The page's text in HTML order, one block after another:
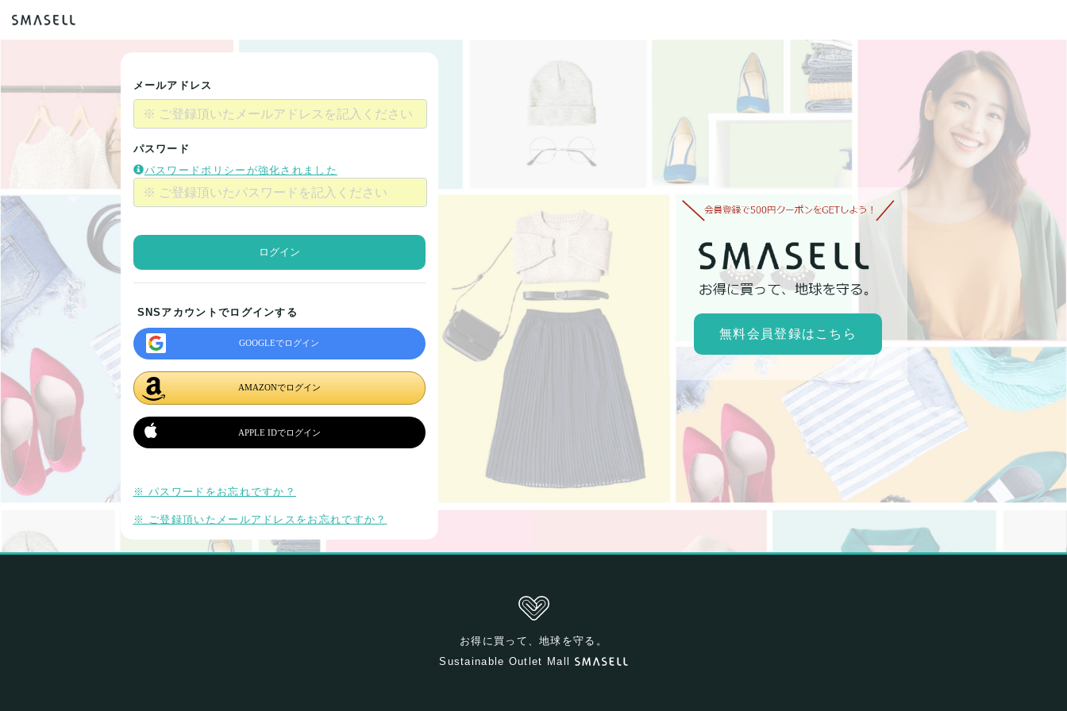
メールアドレス
パスワード
パスワードポリシーが強化されました
ログイン
SNSアカウントでログインする
GOOGLEでログイン
AMAZONでログイン
APPLE IDでログイン
※ パスワードをお忘れですか？
※ ご登録頂いたメールアドレスをお忘れですか？
無料会員登録はこちら
お得に買って、地球を守る。
Sustainable Outlet Mall